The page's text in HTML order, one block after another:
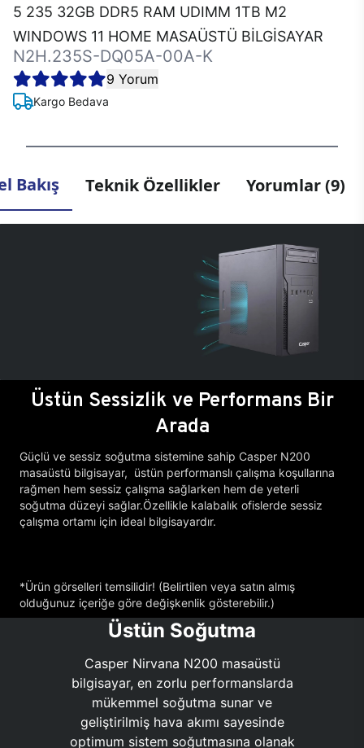
5 235 32GB DDR5 RAM UDIMM 1TB M2
WINDOWS 11 HOME MASAÜSTÜ BİLGİSAYAR
N2H.235S-DQ05A-00A-K
9 Yorum
Kargo Bedava
Bakış Teknik Özellikler Yorumlar (9)
Üstün Sessizlik ve Performans Bir
Arada
Güçlü ve sessiz soğutma sistemine sahip Casper N200
masaüstü bilgisayar, üstün performanslı çalışma koşullarına
rağmen hem sessiz çalışma sağlarken hem de yeterli
soğutma düzeyi sağlar.Özellikle kalabalık ofislerde sessiz
çalışma ortamı için ideal bilgisayardır.
*Ürün görselleri temsilidir! (Belirtilen veya satın almış
olduğunuz içeriğe göre değişkenlik gösterebilir.)
Üstün Soğutma
Casper Nirvana N200 masaüstü
bilgisayar, en zorlu performanslarda
mükemmel soğutma sunar ve
geliştirilmiş hava akımı sayesinde
optimum sistem soğutmasına olanak